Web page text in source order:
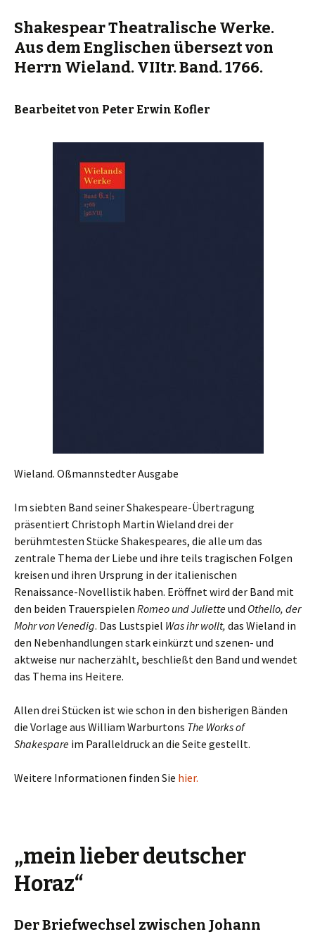
Shakespear Theatralische Werke.
Aus dem Englischen übersezt von
Herrn Wieland. VIItr. Band. 1766.
Bearbeitet von Peter Erwin Kofler
Wieland. Oßmannstedter Ausgabe
Im siebten Band seiner Shakespeare-Übertragung
präsentiert Christoph Martin Wieland drei der
berühmtesten Stücke Shakespeares, die alle um das
zentrale Thema der Liebe und ihre teils tragischen Folgen
kreisen und ihren Ursprung in der italienischen
Renaissance-Novellistik haben. Eröffnet wird der Band mit
den beiden Trauerspielen Romeo und Julietteund Othello, der
Mohr von Venedig. Das Lustspiel Was ihr wollt, das Wieland in
den Nebenhandlungen stark einkürzt und szenen- und
aktweise nur nacherzählt, beschließt den Band und wendet
das Thema ins Heitere.
Allen drei Stücken ist wie schon in den bisherigen Bänden
die Vorlage aus William Warburtons The Works of
Shakespare im Paralleldruck an die Seite gestellt.
Weitere Informationen finden Sie hier.
„mein lieber deutscher
Horaz“
Der Briefwechsel zwischen Johann